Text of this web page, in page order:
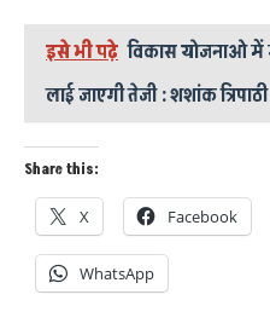
इसे भी पढ़े विकास योजनाओ में
लाई जाएगी तेजी : शशांक त्रिपाठी
Share this:
X Facebook
WhatsApp